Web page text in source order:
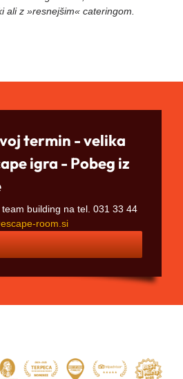
ali z »resnejšim« cateringom.
termin - velika
igra - Pobeg iz
building na tel. 031 33 44
room.si